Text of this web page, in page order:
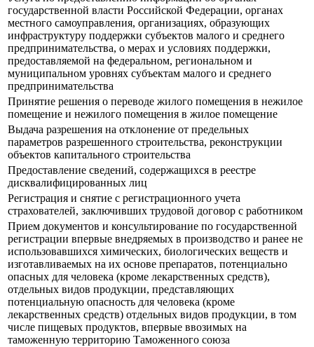
государственной власти Российской Федерации, органах
местного самоуправления, организациях, образующих
инфраструктуру поддержки субъектов малого и среднего
предпринимательства, о мерах и условиях поддержки,
предоставляемой на федеральном, региональном и
муниципальном уровнях субъектам малого и среднего
предпринимательства
Принятие решения о переводе жилого помещения в нежилое
помещение и нежилого помещения в жилое помещение
Выдача разрешения на отклонение от предельных
параметров разрешенного строительства, реконструкции
объектов капитального строительства
Предоставление сведений, содержащихся в реестре
дисквалифицированных лиц
Регистрация и снятие с регистрационного учета
страхователей, заключивших трудовой договор с работником
Прием документов и консультирование по государственной
регистрации впервые внедряемых в производство и ранее не
использовавшихся химических, биологических веществ и
изготавливаемых на их основе препаратов, потенциально
опасных для человека (кроме лекарственных средств),
отдельных видов продукции, представляющих
потенциальную опасность для человека (кроме
лекарственных средств) отдельных видов продукции, в том
числе пищевых продуктов, впервые ввозимых на
таможенную территорию Таможенного союза